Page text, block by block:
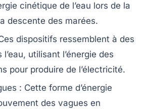
cinétique de l’eau lors de la
descente des marées.
dispositifs ressemblent à des
utilisant l’énergie des
pour produire de l’électricité.
: Cette forme d’énergie
des vagues en